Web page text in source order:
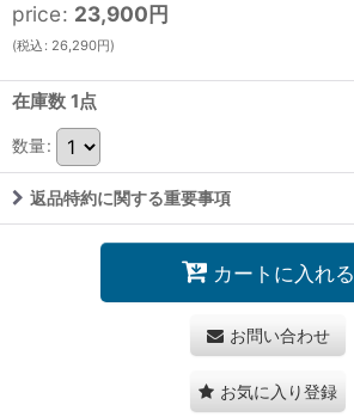
price: 23,900円
(税込 : 26,290円)
在庫数 1点
数量:
返品特約に関する重要事項
カートに入れる
お問い合わせ
お気に入り登録